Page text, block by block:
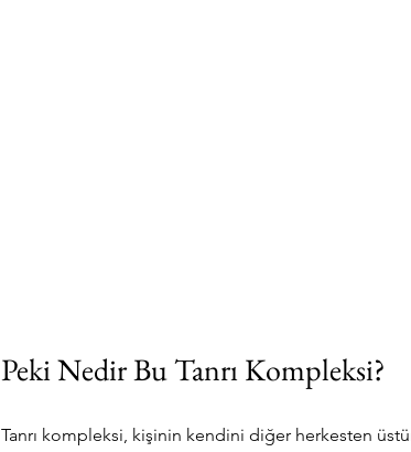
Peki Nedir Bu Tanrı Kompleksi?
Tanrı kompleksi, kişinin kendini diğer herkesten